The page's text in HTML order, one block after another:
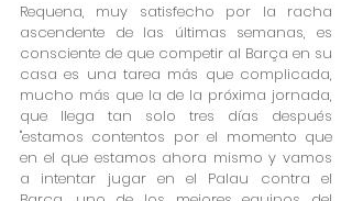
Requena, muy satisfecho por la racha
ascendente de las últimas semanas, es
consciente de que competir al Barça en su
casa es una tarea más que complicada,
mucho más que la de la próxima jornada,
que llega tan solo tres días después
"estamos contentos por el momento que
en el que estamos ahora mismo y vamos
a intentar jugar en el Palau contra el